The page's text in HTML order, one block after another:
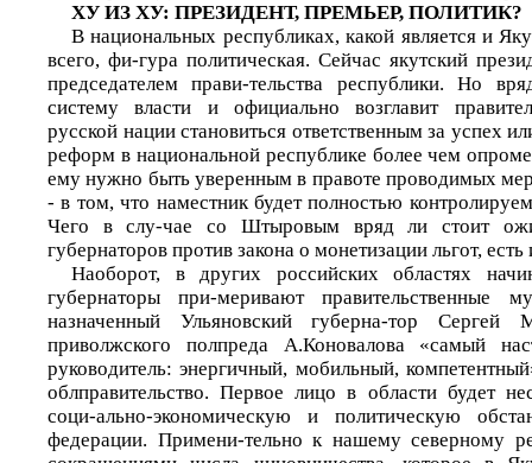
ХУ ИЗ ХУ: ПРЕЗИДЕНТ, ПРЕМЬЕР, ПОЛИТИК?
В национальных республиках, какой является и
всего, фи-гура политическая. Сейчас якутский
председателем прави-тельства республики. Но
систему власти и официально возглавит
русской нации становиться ответственным за успех
реформ в национальной республике более чем
ему нужно быть уверенным в правоте проводимых
- в том, что наместник будет полностью
Чего в слу-чае со Штыровым вряд ли стоит
губернаторов против закона о монетизации льгот,
Наоборот, в других российских областях
губернаторы при-меривают правительственные
назначенный Ульяновский губерна-тор
приволжского полпреда А.Коновалова «самый
руководитель: энергичный, мобильный,
облправительство. Первое лицо в области будет
соци-ально-экономическую и политическую
федерации. Примени-тельно к нашему северному